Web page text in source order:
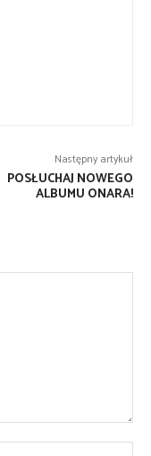
Następny artykuł
POSŁUCHAJ NOWEGO
ALBUMU ONARA!